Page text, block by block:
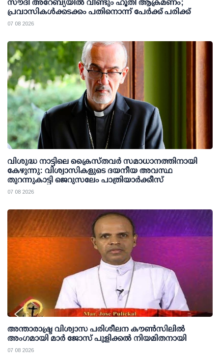
സൗദി അറേബ്യയില്‍ വീണ്ടും ഹൂതി ആക്രമണം;
പ്രവാസികള്‍ക്കടക്കം പതിനൊന്ന് പേര്‍ക്ക് പരിക്ക്
07 08 2026
വിശുദ്ധ നാട്ടിലെ ക്രൈസ്തവർ സമാധാനത്തിനായി
കേഴുന്നു: വിശ്വാസികളുടെ ദയനീയ അവസ്ഥ
തുറന്നുകാട്ടി ജെറുസലേം പാത്രിയാർക്കീസ്
07 08 2026
അന്താരാഷ്ട്ര വിശ്വാസ പരിശീലന കൗണ്‍സിലില്‍
അംഗമായി മാര്‍ ജോസ് പുളിക്കല്‍ നിയമിതനായി
07 08 2026